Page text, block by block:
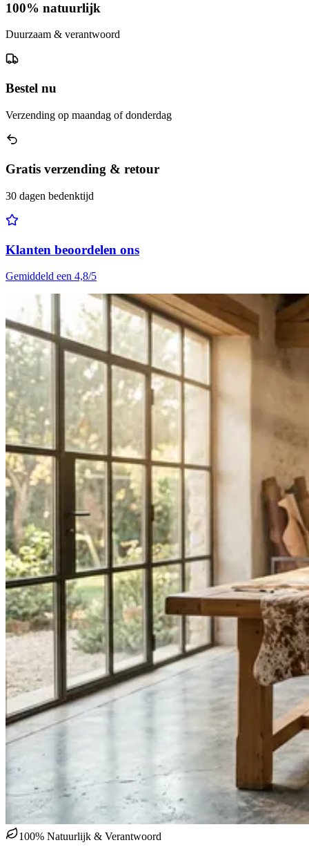
100% natuurlijk
Duurzaam & verantwoord
Bestel nu
Verzending op maandag of donderdag
Gratis verzending & retour
30 dagen bedenktijd
Klanten beoordelen ons
Gemiddeld een 4,8/5
100% Natuurlijk & Verantwoord